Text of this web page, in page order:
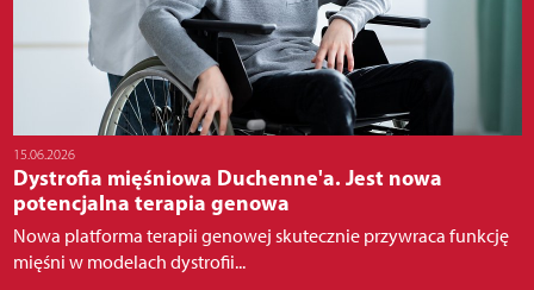
15.06.2026
Dystrofia mięśniowa Duchenne'a. Jest nowa
potencjalna terapia genowa
Nowa platforma terapii genowej skutecznie przywraca funkcję
mięśni w modelach dystrofii...